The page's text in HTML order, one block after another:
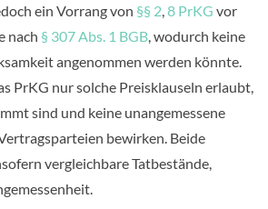
ein Vorrang von §§ 2,8 PrKG vor
nach § 307 Abs. 1 BGB, wodurch keine
angenommen werden könnte.
PrKG nur solche Preisklauseln erlaubt,
sind und keine unangemessene
bewirken. Beide
vergleichbare Tatbestände,